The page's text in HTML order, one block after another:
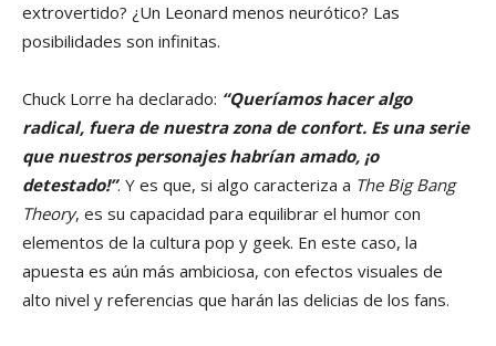
extrovertido? ¿Un Leonard menos neurótico? Las
posibilidades son infinitas.
Chuck Lorre ha declarado: “Queríamos hacer algo
radical, fuera de nuestra zona de confort. Es una serie
que nuestros personajes habrían amado, ¡o
detestado!”. Y es que, si algo caracteriza a The Big Bang
Theory, es su capacidad para equilibrar el humor con
elementos de la cultura pop y geek. En este caso, la
apuesta es aún más ambiciosa, con efectos visuales de
alto nivel y referencias que harán las delicias de los fans.